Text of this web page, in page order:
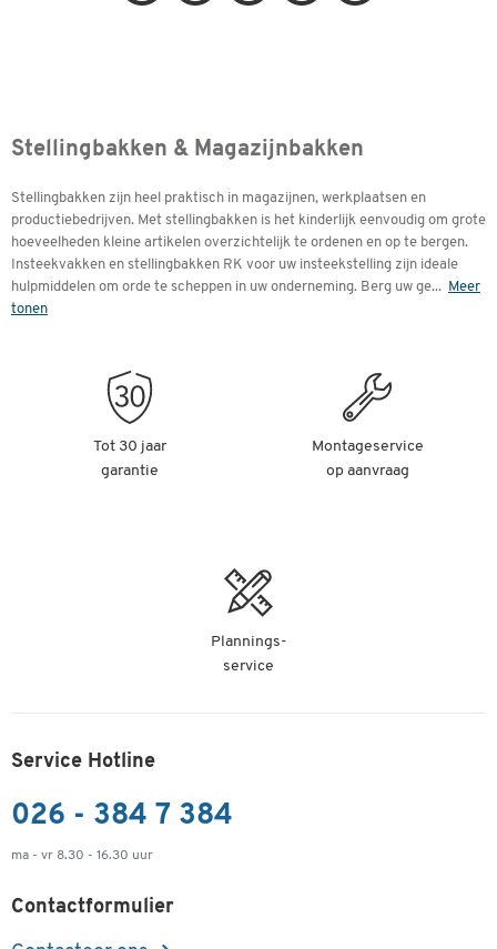
Stellingbakken & Magazijnbakken
Stellingbakken zijn heel praktisch in magazijnen, werkplaatsen en
productiebedrijven. Met stellingbakken is het kinderlijk eenvoudig om grote
hoeveelheden kleine artikelen overzichtelijk te ordenen en op te bergen.
Insteekvakken en stellingbakken RK voor uw insteekstelling zijn ideale
hulpmiddelen om orde te scheppen in uw onderneming. Berg uw ge...
Meer
tonen
Tot 30 jaar
garantie
Montageservice
op aanvraag
Plannings-
service
Service Hotline
026 - 384 7 384
ma - vr 8.30 - 16.30 uur
Contactformulier